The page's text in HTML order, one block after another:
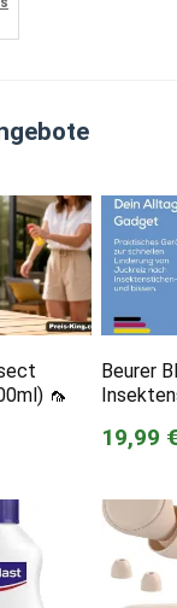
🦟️
Beurer
19,99